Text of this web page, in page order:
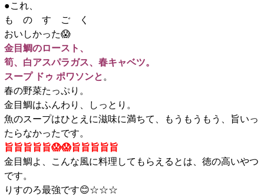
●これ、
も の す ご く
おいしかった😱
金目鯛のロースト、
筍、白アスパラガス、春キャベツ。
スープ ドゥ ポワソンと 。
春の野菜たっぷり。
金目鯛はふんわり、しっとり。
魚のスープはひとえに滋味に満ちて、もうもうもう、旨いっ
たらなかったです。
旨旨旨旨旨😱😱旨旨旨旨旨
金目鯛よ、こんな風に料理してもらえるとは、徳の高いやつ
です。
りすのろ最強です😊☆☆☆